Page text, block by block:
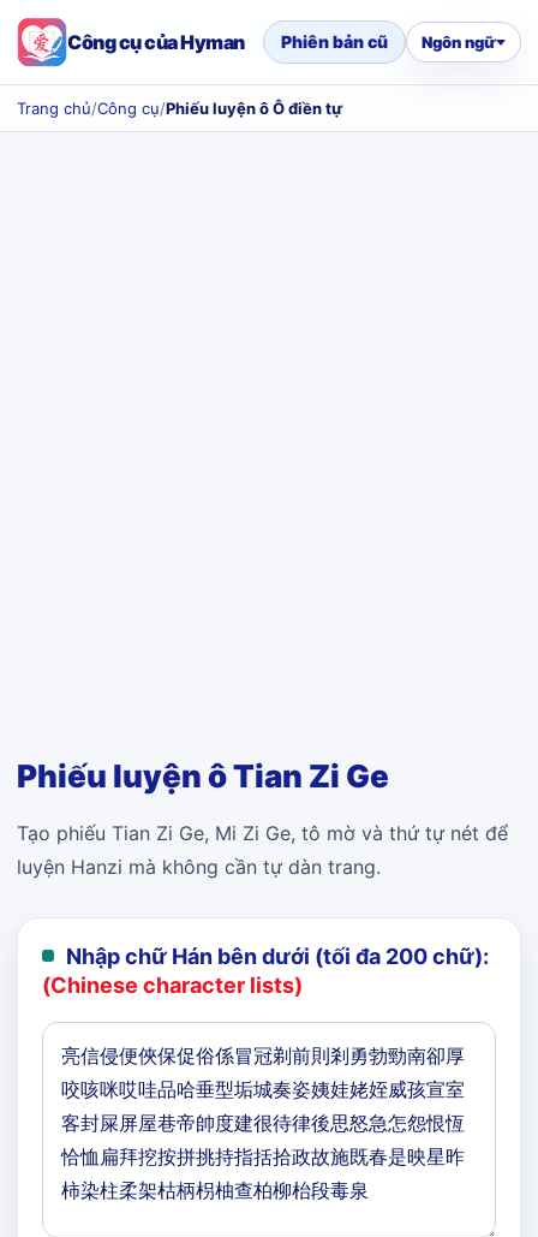
Công cụ của Hyman Phiên bản cũ Ngôn ngữ
Trang chủ/Công cụ/Phiếu luyện ô Ô điền tự
Phiếu luyện ô Tian Zi Ge
Tạo phiếu Tian Zi Ge, Mi Zi Ge, tô mờ và thứ tự nét để
luyện Hanzi mà không cần tự dàn trang.
Nhập chữ Hán bên dưới (tối đa 200 chữ):
(Chinese character lists)